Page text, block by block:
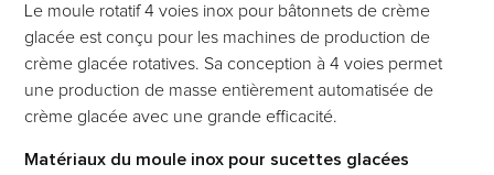
Le moule rotatif 4 voies inox pour bâtonnets de crème
glacée est conçu pour les machines de production de
crème glacée rotatives. Sa conception à 4 voies permet
une production de masse entièrement automatisée de
crème glacée avec une grande efficacité.
Matériaux du moule inox pour sucettes glacées